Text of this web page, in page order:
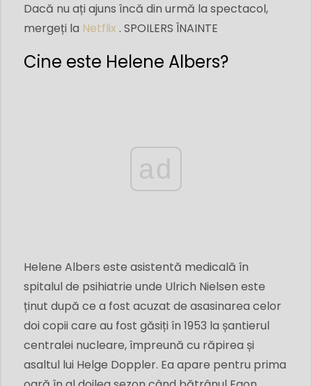
Dacă nu ați ajuns încă din urmă la spectacol,
mergeți la Netflix . SPOILERS ÎNAINTE
Cine este Helene Albers?
ad
Helene Albers este asistentă medicală în
spitalul de psihiatrie unde Ulrich Nielsen este
ținut după ce a fost acuzat de asasinarea celor
doi copii care au fost găsiți în 1953 la șantierul
centralei nucleare, împreună cu răpirea și
asaltul lui Helge Doppler. Ea apare pentru prima